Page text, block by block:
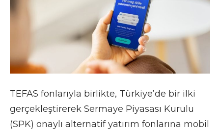
TEFAS fonlarıyla birlikte, Türkiye’de bir ilki
gerçekleştirerek Sermaye Piyasası Kurulu
(SPK) onaylı alternatif yatırım fonlarına mobil